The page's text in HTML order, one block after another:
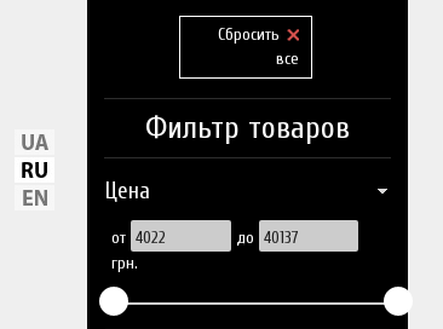
Сбросить
все
Фильтр товаров
Цена
от
до
грн.